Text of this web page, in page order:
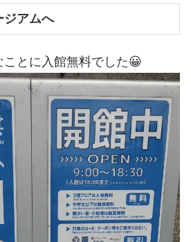
ジアムへ
とに入館無料でした😀